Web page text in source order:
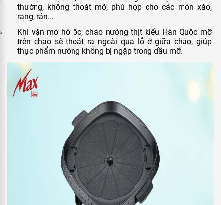
thường, không thoát mỡ, phù hợp cho các món xào,
rang, rán...
Khi vặn mở hờ ốc, chảo nướng thịt kiểu Hàn Quốc mỡ
trên chảo sẽ thoát ra ngoài qua lỗ ở giữa chảo, giúp
thực phẩm nướng không bị ngập trong dầu mỡ.